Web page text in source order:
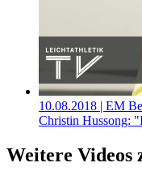
10.08.2018 | EM
Christin Hussong:
Weitere Videos